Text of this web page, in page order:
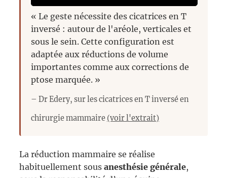
« Le geste nécessite des cicatrices en T
inversé : autour de l'aréole, verticales et
sous le sein. Cette configuration est
adaptée aux réductions de volume
importantes comme aux corrections de
ptose marquée. »
– Dr Edery, sur les cicatrices en T inversé en
chirurgie mammaire (voir l'extrait)
La réduction mammaire se réalise
habituellement sous anesthésie générale,